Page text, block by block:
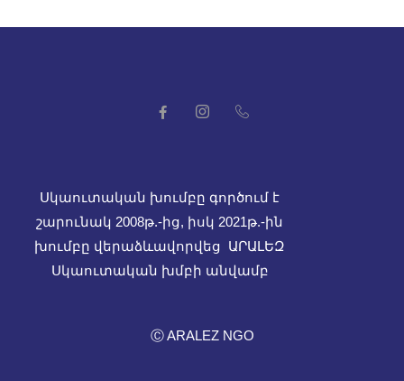
Սկաուտական խումբը գործում է
շարունակ 2008թ.-ից, իսկ 2021թ.-ին
խումբը վերաձևավորվեց ԱՐԱԼԵԶ
Սկաուտական խմբի անվամբ
Ⓒ ARALEZ NGO